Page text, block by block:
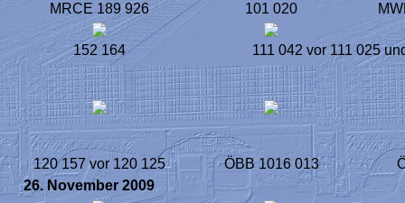
MRCE 189 926 101 020
152 164 111 042 vor 111 025
120 157 vor 120 125 ÖBB 1016 013
26. November 2009